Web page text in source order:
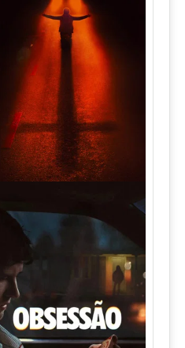
Passageiro do Mal Torrent
(2026) WEB-DL 1080p Dual
Áudio
Obsessão Torrent (2026)
WEB-DL 1080p/4K Dual
Áudio